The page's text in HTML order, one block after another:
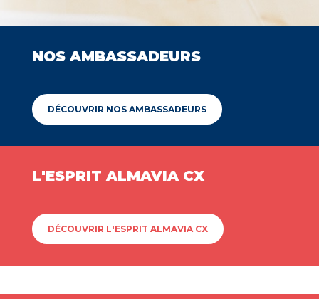
NOS AMBASSADEURS
DÉCOUVRIR NOS AMBASSADEURS
L'ESPRIT ALMAVIA CX
DÉCOUVRIR L'ESPRIT ALMAVIA CX